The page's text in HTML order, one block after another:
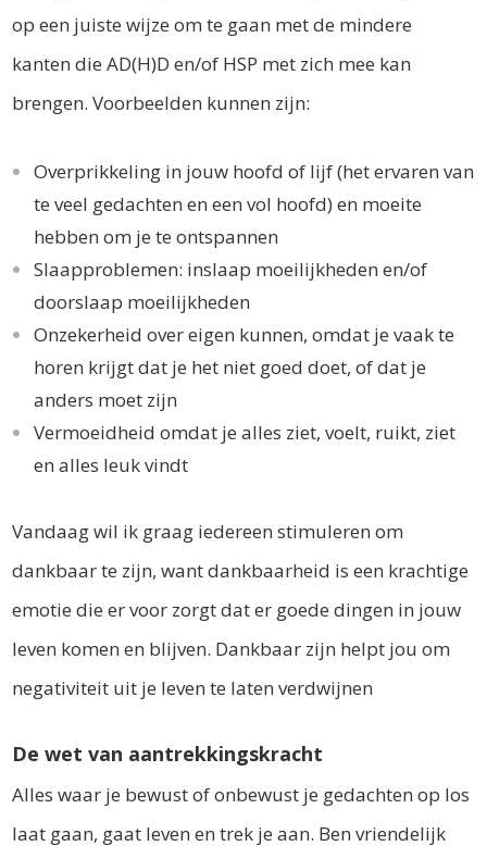
op een juiste wijze om te gaan met de mindere
kanten die AD(H)D en/of HSP met zich mee kan
brengen. Voorbeelden kunnen zijn:
Overprikkeling in jouw hoofd of lijf (het ervaren van
te veel gedachten en een vol hoofd) en moeite
hebben om je te ontspannen
Slaapproblemen: inslaap moeilijkheden en/of
doorslaap moeilijkheden
Onzekerheid over eigen kunnen, omdat je vaak te
horen krijgt dat je het niet goed doet, of dat je
anders moet zijn
Vermoeidheid omdat je alles ziet, voelt, ruikt, ziet
en alles leuk vindt
Vandaag wil ik graag iedereen stimuleren om
dankbaar te zijn, want dankbaarheid is een krachtige
emotie die er voor zorgt dat er goede dingen in jouw
leven komen en blijven. Dankbaar zijn helpt jou om
negativiteit uit je leven te laten verdwijnen
De wet van aantrekkingskracht
Alles waar je bewust of onbewust je gedachten op los
laat gaan, gaat leven en trek je aan. Ben vriendelijk